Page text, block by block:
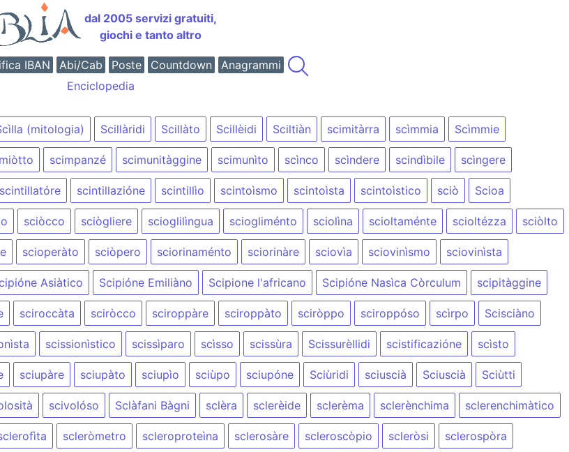
dal 2005 servizi gratuiti,
giochi e tanto altro
IBAN Abi/Cab Poste Countdown
Anagrammi
Enciclopedia
(mitologia) Scillàridi Scillàto Scillèidi Sciltiàn scimitàrra scìmmia Scìmmie
scimpanzé scimunitàggine scimunìto scìnco scìndere scindìbile scìngere
scintillatóre scintillazióne scintillìo scintoìsmo scintoìsta scintoìstico sciò Scioa
sciòcco sciògliere scioglilìngua sciogliménto sciolìna scioltaménte scioltézza sciòlto
scioperàto sciòpero sciorinaménto sciorinàre sciovìa sciovinìsmo sciovinìsta
Asiàtico Scipióne Emiliàno Scipione l'africano Scipióne Nasìca Còrculum scipitàggine
sciroccàta sciròcco sciroppàre sciroppàto sciròppo sciroppóso scìrpo Scisciàno
scissionìstico scissìparo scìsso scissùra Scissurèllidi scistificazióne scìsto
sciupàre sciupàto sciupìo sciùpo sciupóne Sciùridi sciuscià Sciuscià Sciùtti
scivolóso Sclàfani Bàgni sclèra sclerèide sclerèma sclerènchima sclerenchimàtico
scleròmetro scleroproteìna sclerosàre scleroscòpio scleròsi sclerospòra